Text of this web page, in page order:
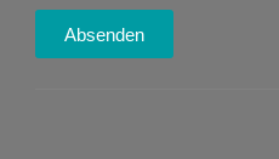
Absenden